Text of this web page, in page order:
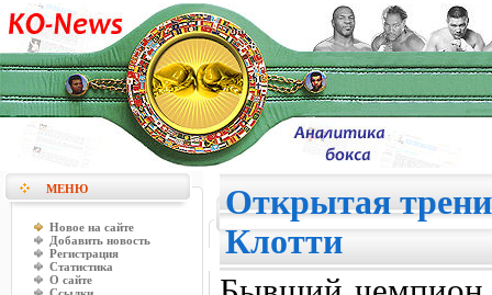
МЕНЮ
Новое на сайте
Добавить новость
Регистрация
Статистика
О сайте
Открытая
Клотти